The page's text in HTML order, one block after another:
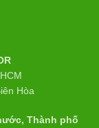
Hòa
Thành phố